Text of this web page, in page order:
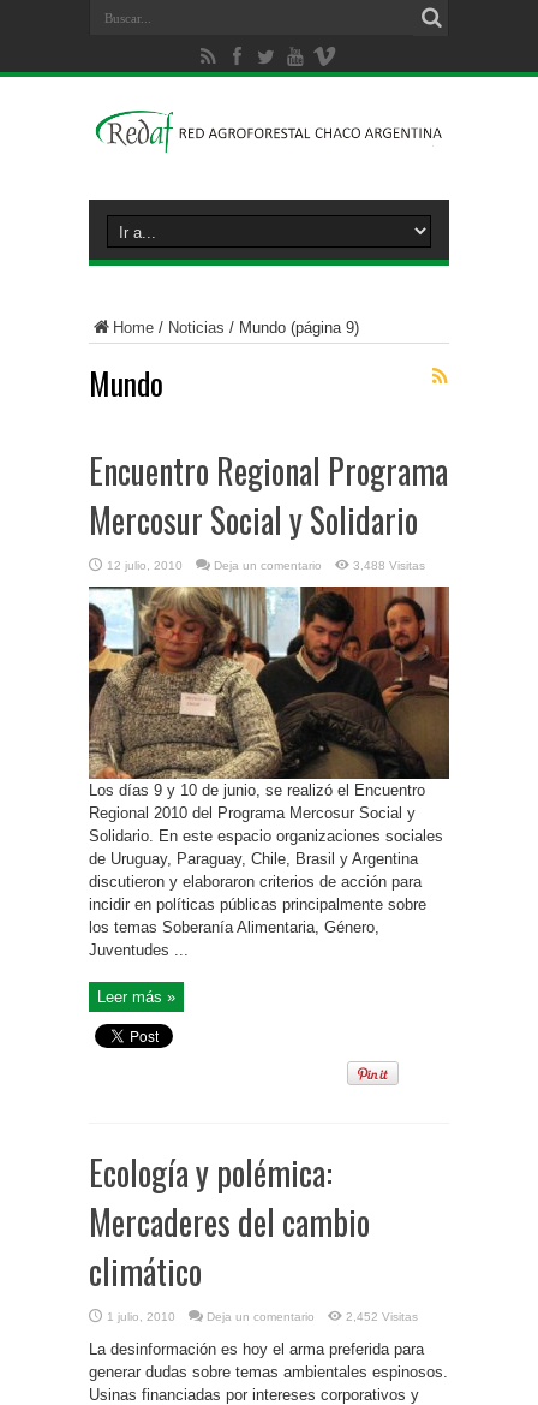
Home / Noticias / Mundo (página 9)
Mundo
Encuentro Regional Programa
Mercosur Social y Solidario
12 julio, 2010 Deja un comentario 3,488 Visitas
Los días 9 y 10 de junio, se realizó el Encuentro
Regional 2010 del Programa Mercosur Social y
Solidario. En este espacio organizaciones sociales
de Uruguay, Paraguay, Chile, Brasil y Argentina
discutieron y elaboraron criterios de acción para
incidir en políticas públicas principalmente sobre
los temas Soberanía Alimentaria, Género,
Juventudes ...
Leer más »
Ecología y polémica:
Mercaderes del cambio
climático
1 julio, 2010 Deja un comentario 2,452 Visitas
La desinformación es hoy el arma preferida para
generar dudas sobre temas ambientales espinosos.
Usinas financiadas por intereses corporativos y